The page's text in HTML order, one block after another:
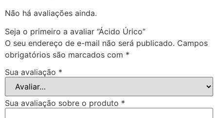
Não há avaliações ainda.
Seja o primeiro a avaliar “Ácido Úrico”
O seu endereço de e-mail não será publicado. Campos
obrigatórios são marcados com *
Sua avaliação *
Sua avaliação sobre o produto *